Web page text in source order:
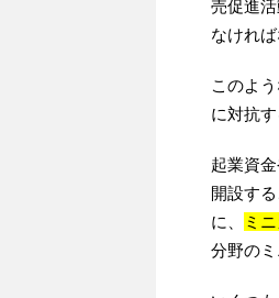
売促進
なければ
このよ
に対抗
起業資
開設す
に、
ミ
分野の